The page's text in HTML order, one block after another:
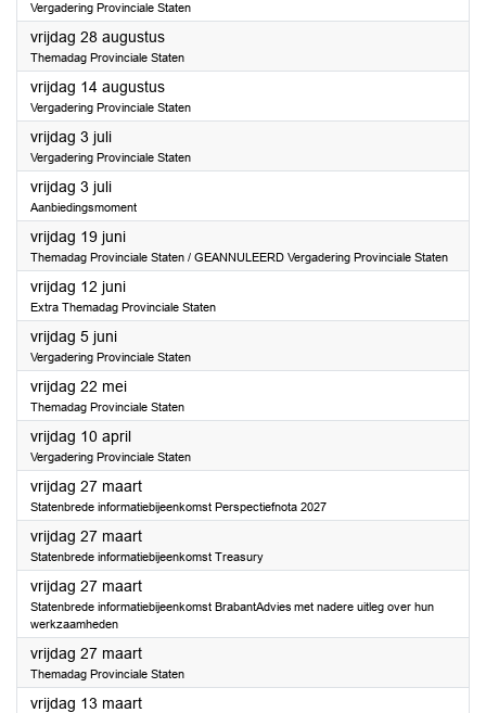
Vergadering Provinciale Staten
vrijdag 28 augustus2026
Themadag Provinciale Staten
vrijdag 14 augustus2026
Vergadering Provinciale Staten
vrijdag 3 juli2026
Vergadering Provinciale Staten
vrijdag 3 juli2026
Aanbiedingsmoment
vrijdag 19 juni2026
Themadag Provinciale Staten / GEANNULEERD Vergadering Provinciale Staten
vrijdag 12 juni2026
Extra Themadag Provinciale Staten
vrijdag 5 juni2026
Vergadering Provinciale Staten
vrijdag 22 mei2026
Themadag Provinciale Staten
vrijdag 10 april2026
Vergadering Provinciale Staten
vrijdag 27 maart2026
Statenbrede informatiebijeenkomst Perspectiefnota 2027
vrijdag 27 maart2026
Statenbrede informatiebijeenkomst Treasury
vrijdag 27 maart2026
Statenbrede informatiebijeenkomst BrabantAdvies met nadere uitleg over hun
werkzaamheden
vrijdag 27 maart2026
Themadag Provinciale Staten
vrijdag 13 maart2026